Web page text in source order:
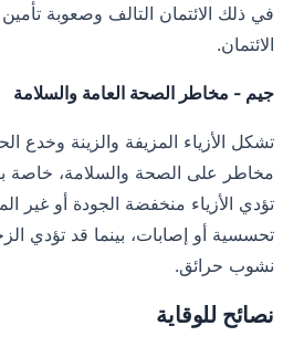
في ذلك الائتمان التالف وصعوبة
الائتمان.
جيم - مخاطر الصحة العامة والسلامة
تشكل الأزياء المزيفة والزينة وخدع
مخاطر على الصحة والسلامة، خاصة
تؤدي الأزياء منخفضة الجودة أو غير
تحسسية أو إصابات، بينما قد تؤدي
نشوب حرائق.
نصائح للوقاية